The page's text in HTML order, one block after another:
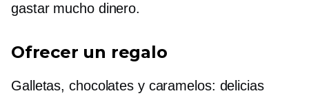
gastar mucho dinero.
Ofrecer un regalo
Galletas, chocolates y caramelos: delicias